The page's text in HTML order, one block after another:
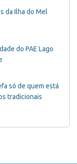
da Ilha do Mel
do PAE Lago
só de quem está
tradicionais